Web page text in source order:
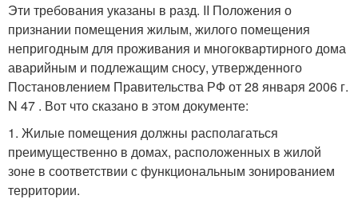
Эти требования указаны в разд. II Положения о
признании помещения жилым, жилого помещения
непригодным для проживания и многоквартирного дома
аварийным и подлежащим сносу, утвержденного
Постановлением Правительства РФ от 28 января 2006 г.
N 47 . Вот что сказано в этом документе:
1. Жилые помещения должны располагаться
преимущественно в домах, расположенных в жилой
зоне в соответствии с функциональным зонированием
территории.